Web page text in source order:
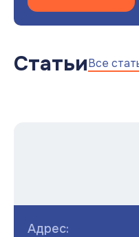
СтатьиВсе
Адрес: